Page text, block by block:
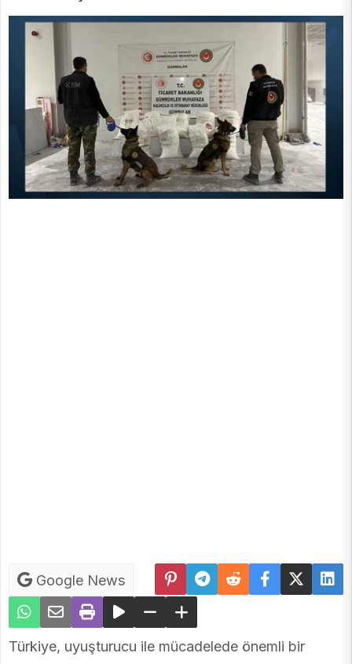
Google News
Türkiye, uyuşturucu ile mücadelede önemli bir